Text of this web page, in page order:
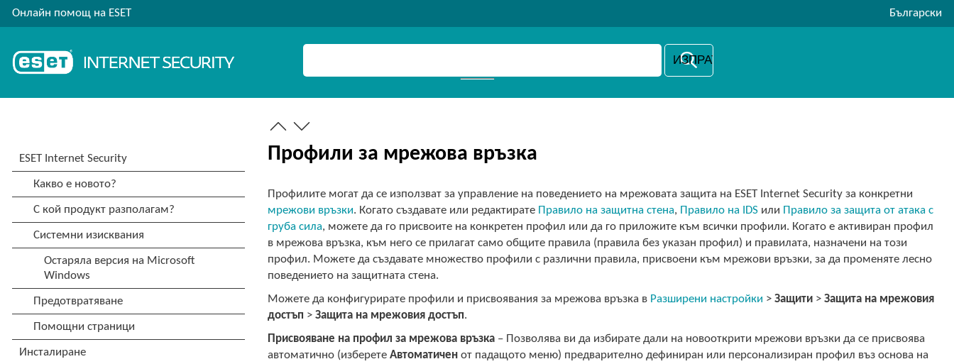
Онлайн помощ на ESET Български
Профили за мрежова връзка
Профилите могат да се използват за управление на поведението на мрежовата защита на ESET Internet Security за конкретни
мрежови връзки. Когато създавате или редактирате Правило на защитна стена, Правило на IDS или Правило за защита от атака с
груба сила, можете да го присвоите на конкретен профил или да го приложите към всички профили. Когато е активиран профил
в мрежова връзка, към него се прилагат само общите правила (правила без указан профил) и правилата, назначени на този
профил. Можете да създавате множество профили с различни правила, присвоени към мрежови връзки, за да променяте лесно
поведението на защитната стена.
Можете да конфигурирате профили и присвоявания за мрежова връзка в Разширени настройки >Защити >Защита на мрежовия
достъп >Защита на мрежовия достъп.
Присвояване на профил за мрежова връзка – Позволява ви да избирате дали на новооткрити мрежови връзки да се присвоява
автоматично (изберетеАвтоматичен от падащото меню) предварително дефиниран или персонализиран профил въз основа на